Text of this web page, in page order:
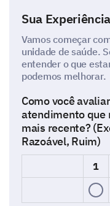
Sua
Vamos começar
unidade de saúde.
entender o que
podemos melhorar.
Como você
atendimento que
mais recente?
Razoável, Ruim)
1